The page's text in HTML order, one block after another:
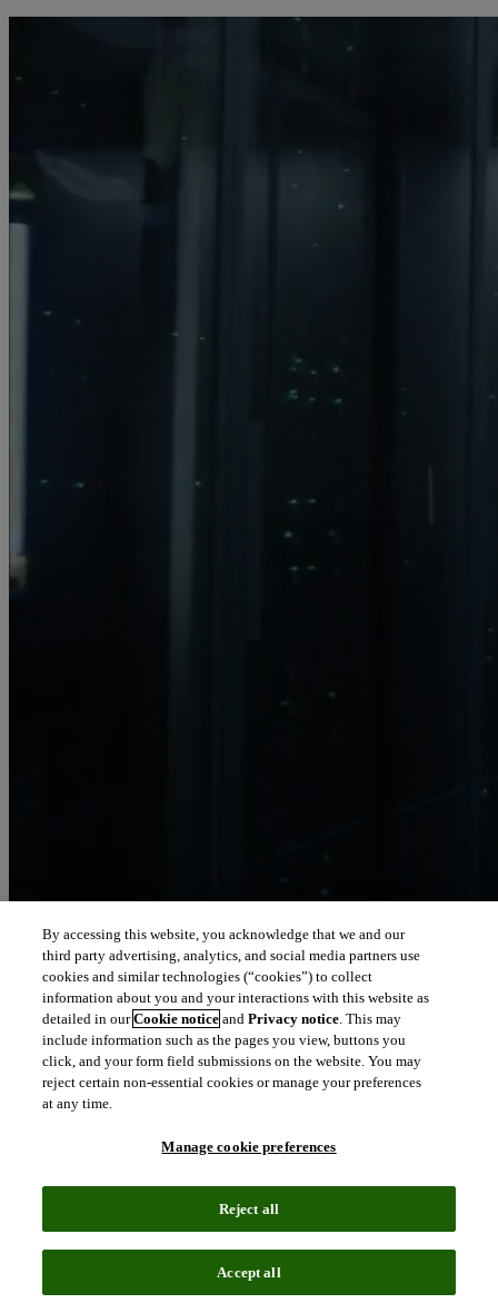
신뢰할 수 있는 인텔리전스로 비즈니스를
이끄세요
클래리베이트는 사람들과 조직을 신뢰할 수 있는 인텔리전스
와 연결해 세상을 변화시킬 수 있도록 지원합니다.
회사 소개north_east
클래리베이트의 솔루션은 전 세계 수백만
명에게 신뢰받고 있습니다
전문성과 풍부한 데이터, 인사이트, 분석, 워크플로 소프트웨
By accessing this website, you acknowledge that we and our
third party advertising, analytics, and social media partners use
cookies and similar technologies (“cookies”) to collect
information about you and your interactions with this website as
detailed in ourCookie notice andPrivacy notice. This may
include information such as the pages you view, buttons you
click, and your form field submissions on the website. You may
reject certain non-essential cookies or manage your preferences
at any time.
Manage cookie preferences
Reject all
Accept all